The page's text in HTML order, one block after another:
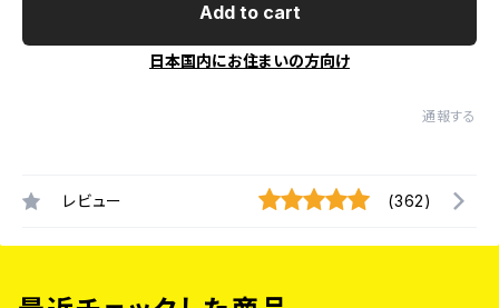
Add to cart
日本国内にお住まいの方向け
通報する
レビュー (362)